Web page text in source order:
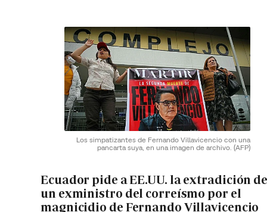
Los simpatizantes de Fernando Villavicencio con una
pancarta suya, en una imagen de archivo. (AFP)
Ecuador pide a EE.UU. la extradición
un exministro del correísmo por el
magnicidio de Fernando Villavicencio